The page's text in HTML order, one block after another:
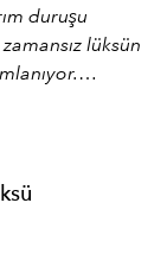
duruşu
lüksün
taşıyor.